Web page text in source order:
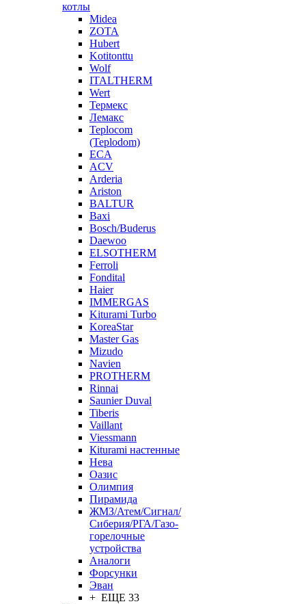
котлы
Midea
ZOTA
Hubert
Kotitonttu
Wolf
ITALTHERM
Wert
Термекс
Лемакс
Teplocom
(Teplodom)
ECA
ACV
Arderia
Ariston
BALTUR
Baxi
Bosch/Buderus
Daewoo
ELSOTHERM
Ferroli
Fondital
Haier
IMMERGAS
Kiturami Turbo
KoreaStar
Master Gas
Mizudo
Navien
PROTHERM
Rinnai
Saunier Duval
Tiberis
Vaillant
Viessmann
Кiturami настенные
Нева
Оазис
Олимпия
Пирамида
ЖМЗ/Атем/Сигнал/
Сиберия/РГА/Газо-
горелочные
устройства
Aналоги
Форсунки
Эван
+ ЕЩЕ 33